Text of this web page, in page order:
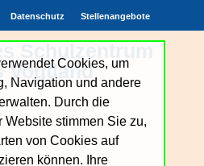
Schulzentrum
Vogtland
Datenschutz Stellenangebote
Cookies, um
Navigation und andere
Durch die
Website stimmen Sie zu,
von Cookies auf
können. Ihre